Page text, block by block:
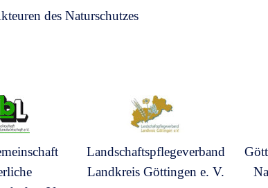
des Naturschutzes
Landschaftspflegeverband
Landkreis Göttingen e. V.